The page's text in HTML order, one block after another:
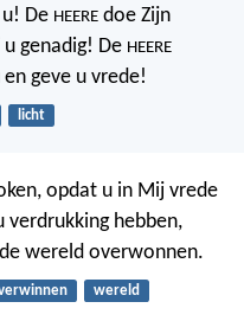
De HEERE doe Zijn
u genadig! De HEERE
en geve u vrede!
licht
opdat u in Mij vrede
verdrukking hebben,
wereld overwonnen.
wereld